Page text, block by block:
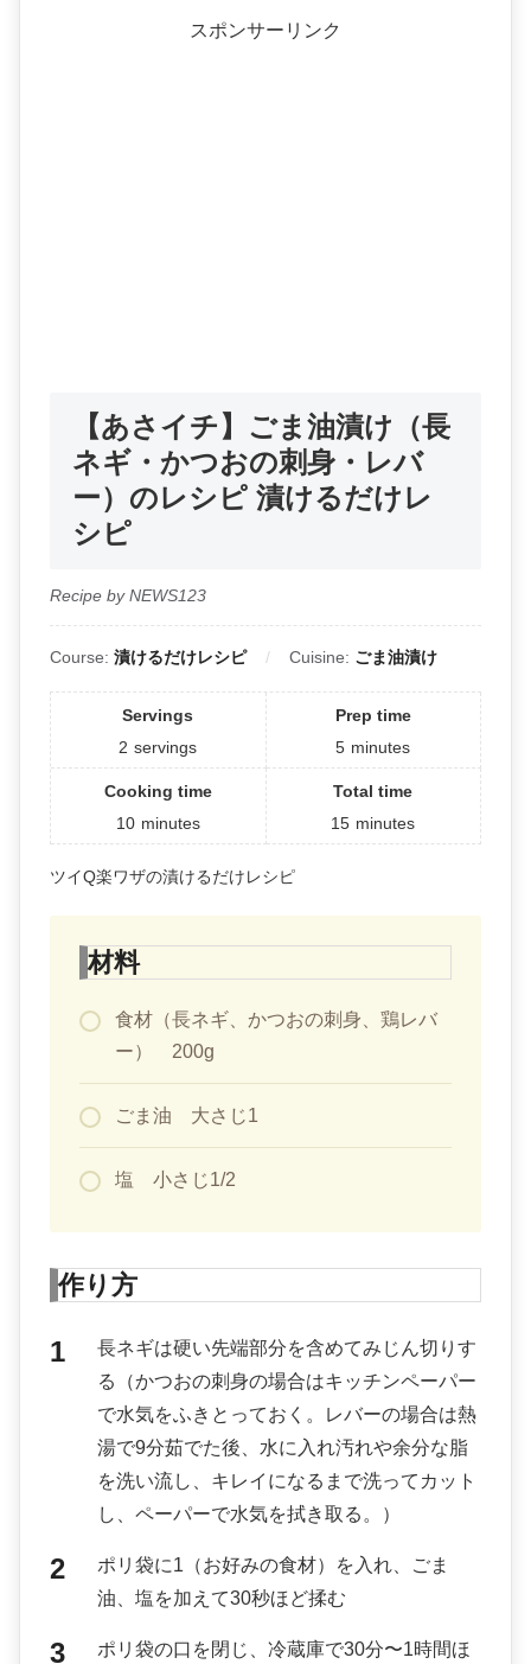
スポンサーリンク
【あさイチ】ごま油漬け（長
ネギ・かつおの刺身・レバ
ー）のレシピ 漬けるだけレ
シピ
Recipe by NEWS123
Course: 漬けるだけレシピ Cuisine: ごま油漬け
Servings
2 servings
Prep time
5 minutes
Cooking time
10 minutes
Total time
15 minutes
ツイQ楽ワザの漬けるだけレシピ
材料
食材（長ネギ、かつおの刺身、鶏レバ
ー） 200g
ごま油 大さじ1
塩 小さじ1/2
作り方
長ネギは硬い先端部分を含めてみじん切りす
る（かつおの刺身の場合はキッチンペーパー
で水気をふきとっておく。レバーの場合は熱
湯で9分茹でた後、水に入れ汚れや余分な脂
を洗い流し、キレイになるまで洗ってカット
し、ペーパーで水気を拭き取る。）
ポリ袋に1（お好みの食材）を入れ、ごま
油、塩を加えて30秒ほど揉む
ポリ袋の口を閉じ、冷蔵庫で30分〜1時間ほ